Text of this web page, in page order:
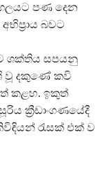
පණ දෙන
බවට
ශක්තිය සපයනු
වූ දකුණේ කවි
කළහ. ඉකුත්
ක්‍රීඩාංගණයේදී
රැසක් එක් ව